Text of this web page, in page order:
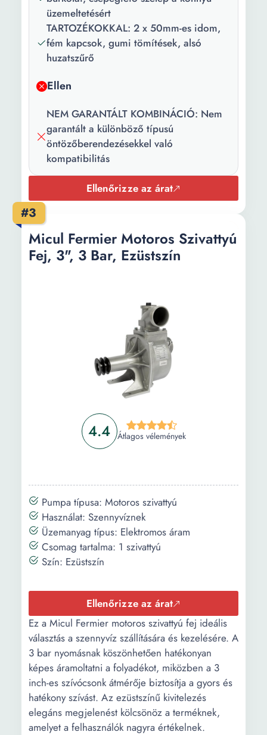
üzemeltetésért
TARTOZÉKOKKAL: 2 x 50mm-es idom,
fém kapcsok, gumi tömítések, alsó
huzatszűrő
Ellen
NEM GARANTÁLT KOMBINÁCIÓ: Nem
garantált a különböző típusú
öntözőberendezésekkel való
kompatibilitás
Ellenőrizze az árat
#3
4.4 Átlagos vélemények
Micul Fermier Motoros Szivattyú
Fej, 3", 3 Bar, Ezüstszín
Pumpa típusa: Motoros szivattyú
Használat: Szennyvíznek
Üzemanyag típus: Elektromos áram
Csomag tartalma: 1 szivattyú
Szín: Ezüstszín
Ellenőrizze az árat
Ez a Micul Fermier motoros szivattyú fej ideális
választás a szennyvíz szállítására és kezelésére. A
3 bar nyomásnak köszönhetően hatékonyan
képes áramoltatni a folyadékot, miközben a 3
inch-es szívócsonk átmérője biztosítja a gyors és
hatékony szívást. Az ezüstszínű kivitelezés
elegáns megjelenést kölcsönöz a terméknek,
amelyet a felhasználók nagyra értékelnek.